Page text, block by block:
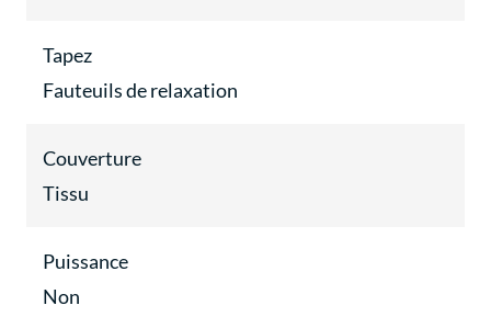
Tapez
Fauteuils de relaxation
Couverture
Tissu
Puissance
Non